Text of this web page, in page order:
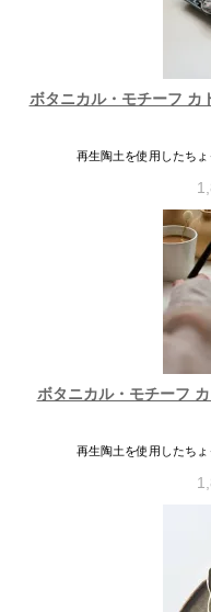
ボタニカル・モチーフ カ
再生陶土を使用したち
ボタニカル・モチーフ
再生陶土を使用したち